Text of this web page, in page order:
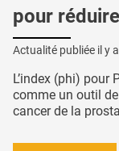
pour
Actualité publiée il y a
L’index (phi) pour
comme un outil
cancer de la